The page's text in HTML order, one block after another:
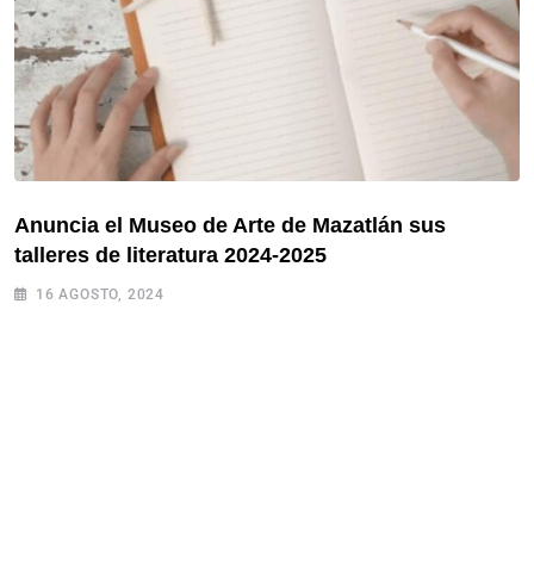
Anuncia el Museo de Arte de Mazatlán sus
talleres de literatura 2024-2025
16 AGOSTO, 2024